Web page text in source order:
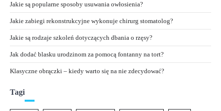
Jakie są popularne sposoby usuwania owłosienia?
Jakie zabiegi rekonstrukcyjne wykonuje chirurg stomatolog?
Jakie są rodzaje szkoleń dotyczących dbania o rzęsy?
Jak dodać blasku urodzinom za pomocą fontanny na tort?
Klasyczne obrączki – kiedy warto się na nie zdecydować?
Tagi